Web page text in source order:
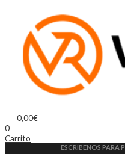
0,00€
0
Carrito
ESCRIBENOS PARA